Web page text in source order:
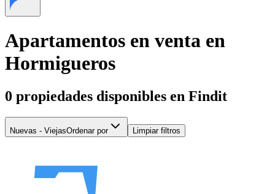
Apartamentos en venta en
Hormigueros
0 propiedades disponibles en Findit
Nuevas - ViejasOrdenar por Limpiar filtros